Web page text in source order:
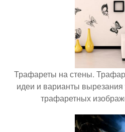
Трафареты на стены.
идеи и варианты
трафаретных